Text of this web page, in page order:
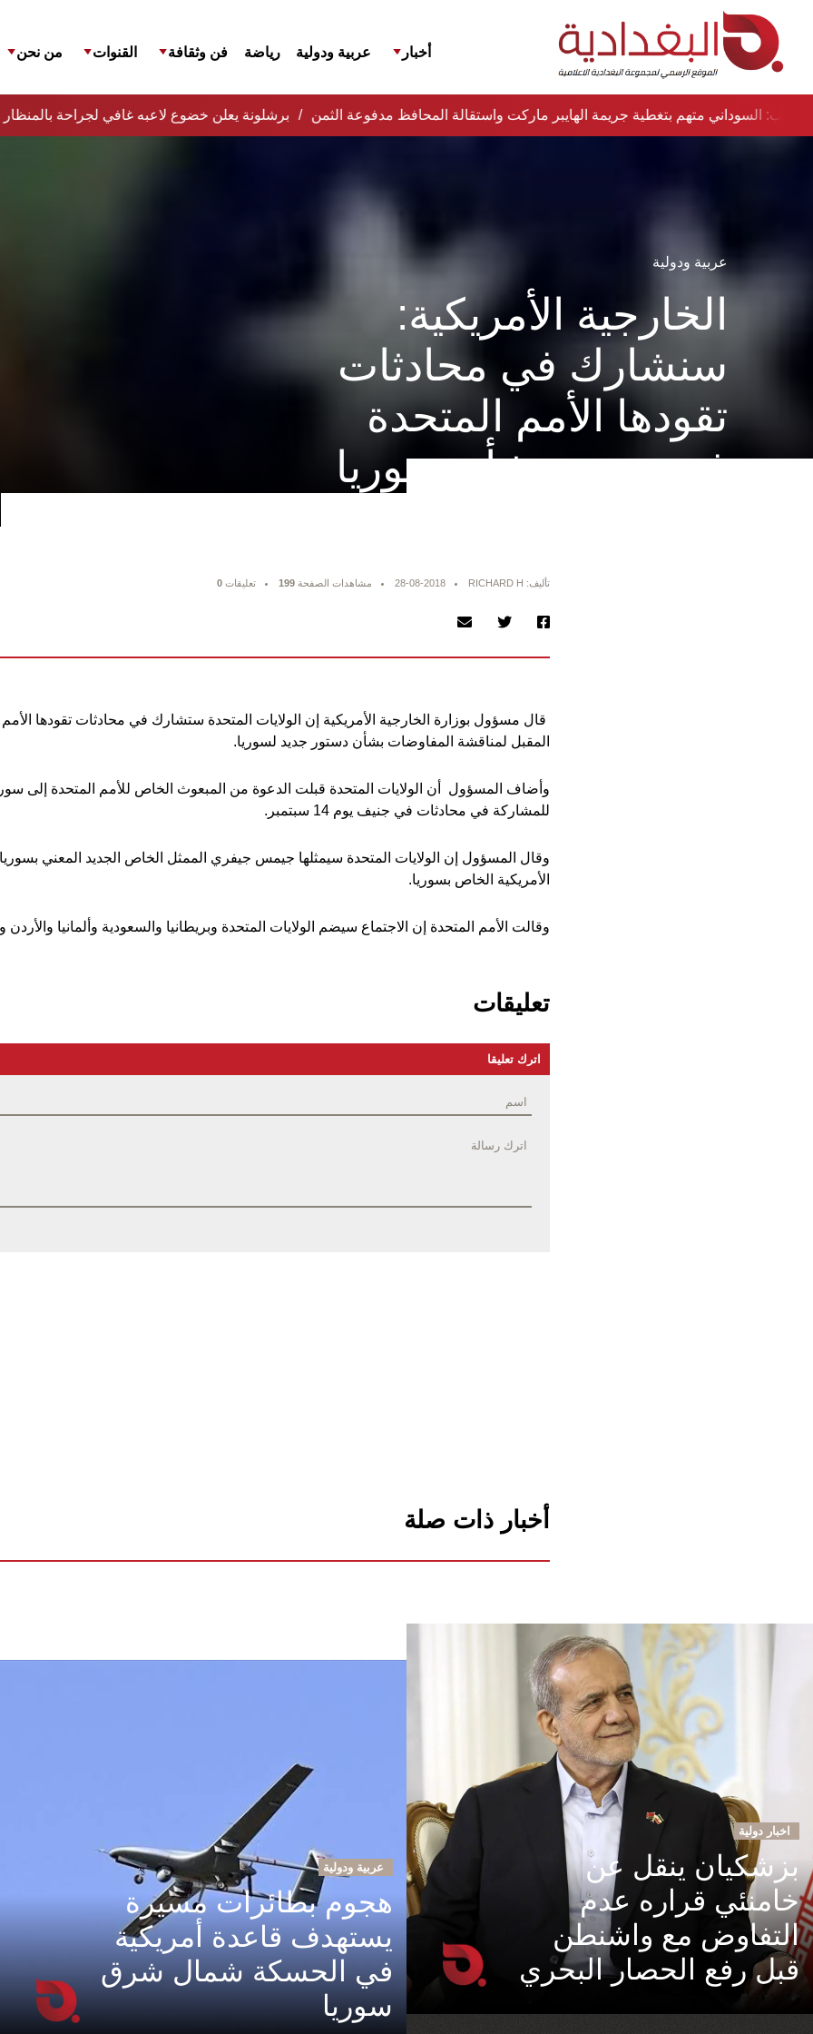
أخبار عربية ودولية رياضة فن وثقافة القنوات من نحن
برشلونة يعلن خضوع لاعبه غافي لجراحة نواب: السوداني متهم بتغطية جريمة الهايبر ماركت واستقالة المحافظ مدفوعة الثمن
عربية ودولية
الخارجية الأمريكية:
سنشارك في محادثات
تقودها الأمم المتحدة
في جنيف بشأن سوريا
تأليف: RICHARD H 28-08-2018 مشاهدات الصفحة 199 تعليقات 0
قال مسؤول بوزارة الخارجية الأمريكية إن الولايات المتحدة ستشارك في محادثات تقودها
المقبل لمناقشة المفاوضات بشأن دستور جديد لسوريا.
وأضاف المسؤول أن الولايات المتحدة قبلت الدعوة من المبعوث الخاص للأمم المتحدة إلى
للمشاركة في محادثات في جنيف يوم 14 سبتمبر.
وقال المسؤول إن الولايات المتحدة سيمثلها جيمس جيفري الممثل الخاص الجديد المعني
الأمريكية الخاص بسوريا.
وقالت الأمم المتحدة إن الاجتماع سيضم الولايات المتحدة وبريطانيا والسعودية وألمانيا
تعليقات
اترك تعليقا
أخبار ذات صلة
اخبار دولية
بزشكيان ينقل عن
خامنئي قراره عدم
التفاوض مع واشنطن
قبل رفع الحصار البحري
عربية ودولية
هجوم بطائرات مسيرة
يستهدف قاعدة أمريكية
في الحسكة شمال شرق
سوريا